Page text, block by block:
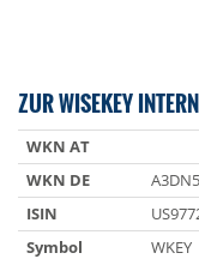
ZUR WISEKEY
WKN AT
WKN DE
ISIN
Symbol
WKEY